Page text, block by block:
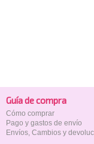
Guía de compra
Cómo comprar
Pago y gastos de envío
Envíos, Cambios y